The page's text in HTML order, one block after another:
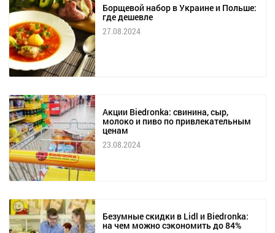
Борщевой набор в Украине и Польше:
где дешевле
27.08.2024
Акции Biedronka: свинина, сыр,
молоко и пиво по привлекательным
ценам
23.08.2024
Безумные скидки в Lidl и Biedronka:
на чем можно сэкономить до 84%